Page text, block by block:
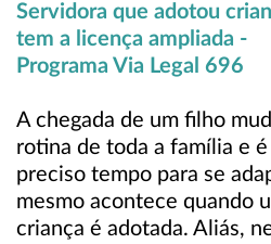
Servidora que adotou
tem a licença ampliada -
Programa Via Legal 696
A chegada de um filho
rotina de toda a família e é
preciso tempo para se
mesmo acontece quando
criança é adotada. Aliás,